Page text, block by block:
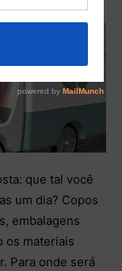
que tal você
um dia? Copos
embalagens
os materiais
Para onde será